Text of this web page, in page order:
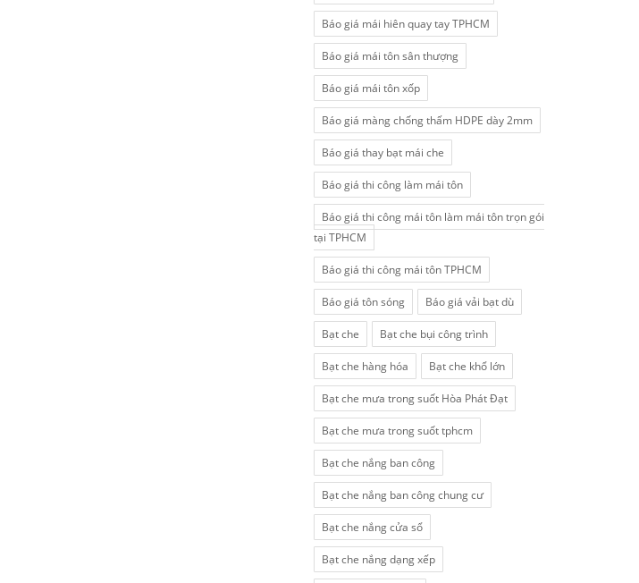
Báo giá mái hiên quay tay TPHCM
Báo giá mái tôn sân thượng
Báo giá mái tôn xốp
Báo giá màng chống thấm HDPE dày 2mm
Báo giá thay bạt mái che
Báo giá thi công làm mái tôn
Báo giá thi công mái tôn làm mái tôn trọn gói
tại TPHCM
Báo giá thi công mái tôn TPHCM
Báo giá tôn sóng Báo giá vải bạt dù
Bạt che Bạt che bụi công trình
Bạt che hàng hóa Bạt che khổ lớn
Bạt che mưa trong suốt Hòa Phát Đạt
Bạt che mưa trong suốt tphcm
Bạt che nắng ban công
Bạt che nắng ban công chung cư
Bạt che nắng cửa sổ
Bạt che nắng dạng xếp